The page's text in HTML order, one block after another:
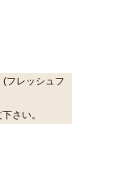
フレッシュフ
さい。